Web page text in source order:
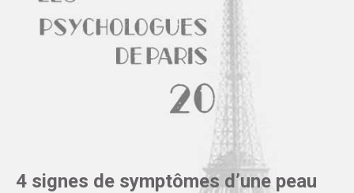
4 signes de symptômes d’une peau